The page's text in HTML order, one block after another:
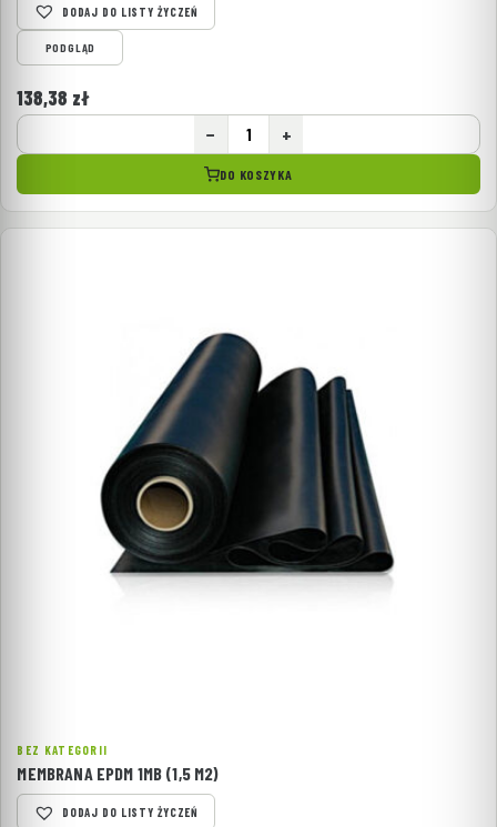
DODAJ DO LISTY ŻYCZEŃ
PODGLĄD
138,38 zł
− +
DO KOSZYKA
BEZ KATEGORII
MEMBRANA EPDM 1MB (1,5 M2)
DODAJ DO LISTY ŻYCZEŃ